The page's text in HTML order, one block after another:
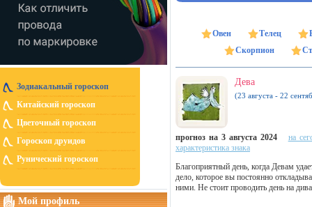
Зодиакальный гороскоп
Китайский гороскоп
Цветочный гороскоп
Гороскоп друидов
Рунический гороскоп
Мой профиль
Овен Телец
Скорпион
Дева
(23 августа - 22
прогноз на 3 августа 2024
на
характеристика знака
Благоприятный день, когда Девам
дело, которое вы постоянно
ними. Не стоит проводить день на